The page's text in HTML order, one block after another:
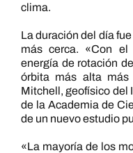
clima.
La duración del día
más cerca. «Con
energía de rotación
órbita más alta
Mitchell, geofísico del
de la Academia de
de un nuevo estudio
«La mayoría de los